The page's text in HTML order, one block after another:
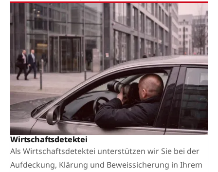
Wirtschaftsdetektei
Als Wirtschaftsdetektei unterstützen wir Sie bei der
Aufdeckung, Klärung und Beweissicherung in Ihrem